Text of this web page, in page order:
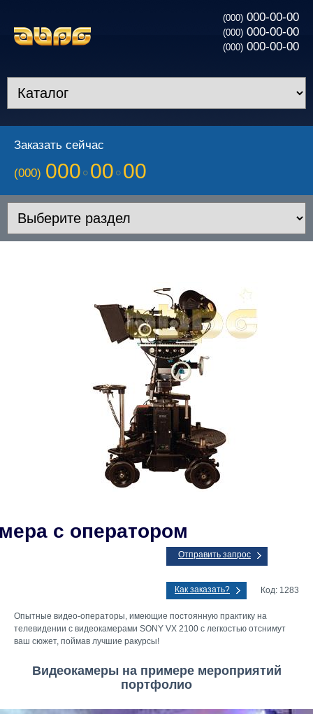
(000) 000-00-00
(000) 000-00-00
(000) 000-00-00
Заказать сейчас
(000) 000 00 00
с оператором
Отправить запрос
Как заказать? Код: 1283
Опытные видео-операторы, имеющие постоянную практику на
телевидении с видеокамерами SONY VX 2100 с легкостью отснимут
ваш сюжет, поймав лучшие ракурсы!
Видеокамеры на примере мероприятий
портфолио